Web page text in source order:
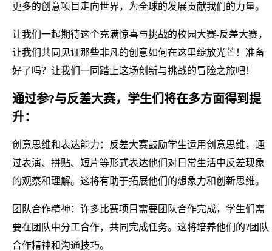
更多的创意项目走向世界，为全球的发展贡献我们的力量。
让我们一起期待这个充满惊喜与挑战的校园大赛-反差大赛，
让我们共同见证那些非凡的创意如何在这里绽放光芒！准备
好了吗？让我们一同踏上这场创新与挑战的冒险之旅吧！
通过参?与反差大赛，学生们将在多方面得到提
升：
创意思维和表达能力：反差大赛鼓励学生运用创意思维，通
过表演、拼贴、短片等形式表达他们对日常生活中反差现象
的观察和理解。这将有助于拓展他们的想象力和创新思维。
团队合作精神：许多比赛项目需要团队合作完成，学生们需
要在团队中分工合作，共同完成任务。这将培养他们的?团队
合作精神和沟通技巧。